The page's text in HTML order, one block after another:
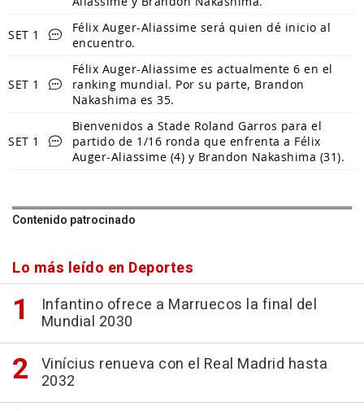
SET 1
Félix Auger-Aliassime será quien dé inicio al
encuentro.
SET 1
Félix Auger-Aliassime es actualmente 6 en el
ranking mundial. Por su parte, Brandon
Nakashima es 35.
SET 1
Bienvenidos a Stade Roland Garros para el
partido de 1/16 ronda que enfrenta a Félix
Auger-Aliassime (4) y Brandon Nakashima (31).
Contenido patrocinado
Lo más leído en Deportes
Infantino ofrece a Marruecos la final del
Mundial 2030
Vinícius renueva con el Real Madrid hasta
2032